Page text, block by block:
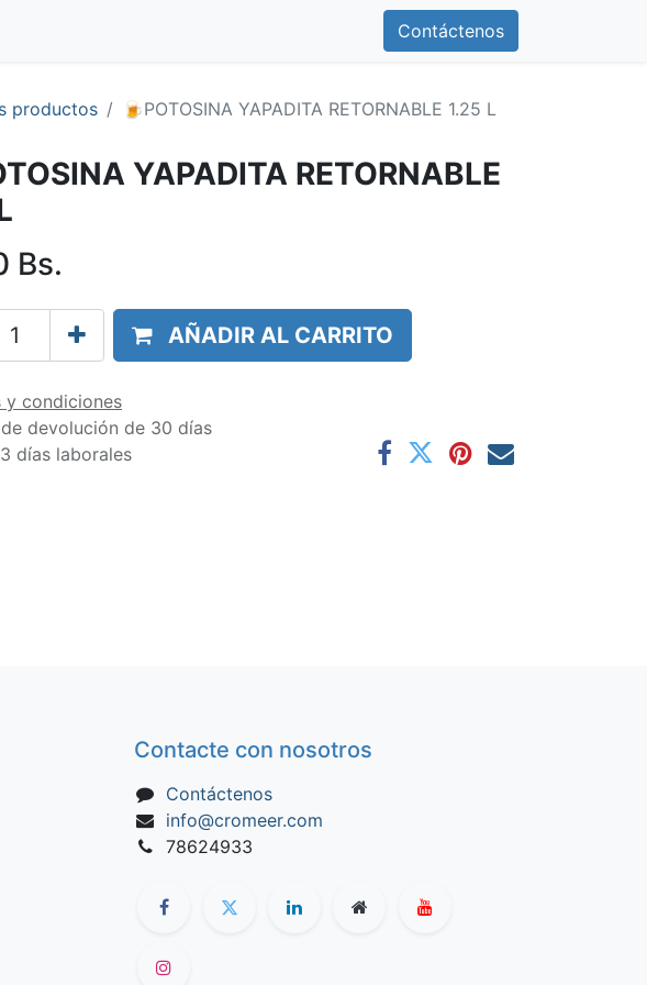
Contáctenos
productos 🍺POTOSINA YAPADITA RETORNABLE 1.25 L
YAPADITA RETORNABLE
Bs.
AÑADIR AL CARRITO
y condiciones
devolución de 30 días
días laborales
Contacte con nosotros
Contáctenos
info@cromeer.com
78624933​